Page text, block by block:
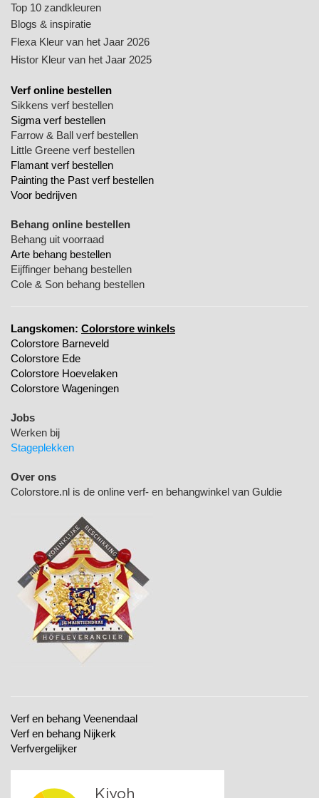
Top 10 zandkleuren
Blogs & inspiratie
Flexa Kleur van het Jaar 2026
Histor Kleur van het Jaar 2025
Verf online bestellen
Sikkens verf bestellen
Sigma verf bestellen
Farrow & Ball verf bestellen
Little Greene verf bestellen
Flamant verf bestellen
Painting the Past verf bestellen
Voor bedrijven
Behang online bestellen
Behang uit voorraad
Arte behang bestellen
Eijffinger behang bestellen
Cole & Son behang bestellen
Langskomen: Colorstore winkels
Colorstore Barneveld
Colorstore Ede
Colorstore Hoevelaken
Colorstore Wageningen
Jobs
Werken bij
Stageplekken
Over ons
Colorstore.nl is de online verf- en behangwinkel van Guldie
Verf en behang Veenendaal
Verf en behang Nijkerk
Verfvergelijker